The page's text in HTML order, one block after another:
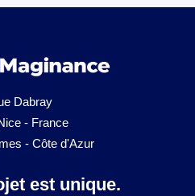
Dabray
- France
- Côte d'Azur
est unique.